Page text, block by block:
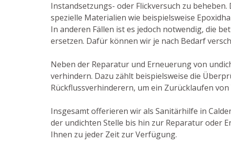
Instandsetzungs- oder Flickversuch zu
spezielle Materialien wie beispielsweise
In anderen Fällen ist es jedoch notwendig, die
ersetzen. Dafür können wir je nach Bedarf
Neben der Reparatur und Erneuerung von
verhindern. Dazu zählt beispielsweise die
Rückflussverhinderern, um ein Zurücklaufen von
Insgesamt offerieren wir als Sanitärhilfe in
der undichten Stelle bis hin zur Reparatur oder
Ihnen zu jeder Zeit zur Verfügung.